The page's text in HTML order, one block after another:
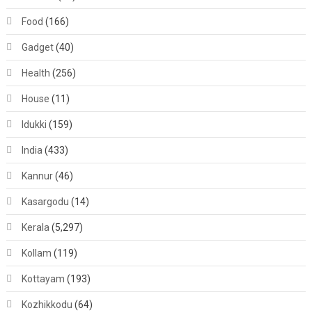
Food (166)
Gadget(40)
Health (256)
House (11)
Idukki (159)
India (433)
Kannur(46)
Kasargodu (14)
Kerala (5,297)
Kollam (119)
Kottayam (193)
Kozhikkodu (64)